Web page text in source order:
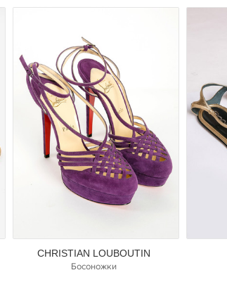
CHRISTIAN LOUBOUTIN
Босоножки